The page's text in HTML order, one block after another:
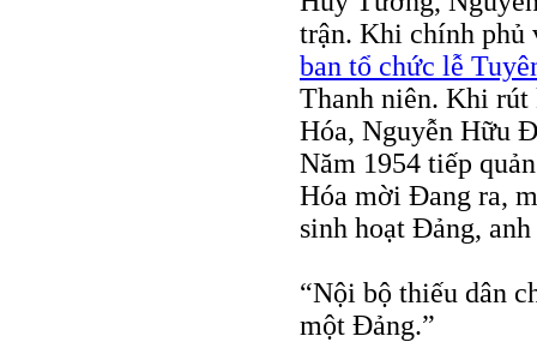
trận. Khi chính
ban tổ chức lễ
Thanh niên. Khi rút
Hóa, Nguyễn Hữu
Năm 1954 tiếp
Hóa mời Đang ra,
sinh hoạt Đảng,
“Nội bộ thiếu dân
một Đảng.”